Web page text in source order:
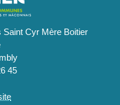
Cyr Mère Boitier
45